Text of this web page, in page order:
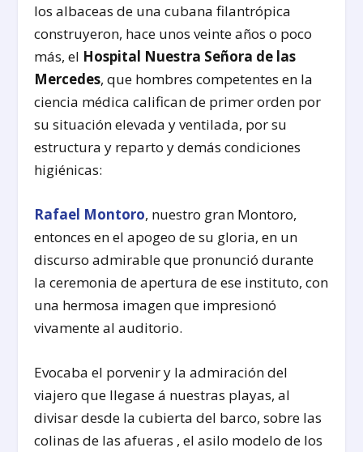
los albaceas de una cubana filantrópica
construyeron, hace unos veinte años o poco
más, el Hospital Nuestra Señora de las
Mercedes, que hombres competentes en la
ciencia médica califican de primer orden por
su situación elevada y ventilada, por su
estructura y reparto y demás condiciones
higiénicas:
Rafael Montoro, nuestro gran Montoro,
entonces en el apogeo de su gloria, en un
discurso admirable que pronunció durante
la ceremonia de apertura de ese instituto, con
una hermosa imagen que impresionó
vivamente al auditorio.
Evocaba el porvenir y la admiración del
viajero que llegase á nuestras playas, al
divisar desde la cubierta del barco, sobre las
colinas de las afueras , el asilo modelo de los